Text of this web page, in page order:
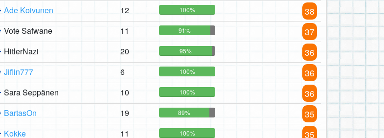
Ade Koivunen 12 100% 38
Vote Safwane 11 91% 37
HitlerNazi 20 95% 36
Jiflin777 6 100% 36
Sara Seppänen 10 100% 36
BartasOn 19 89% 35
Kokke 11 100% 35